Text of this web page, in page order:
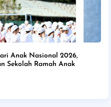
Anak Nasional 2026,
Sekolah Ramah Anak